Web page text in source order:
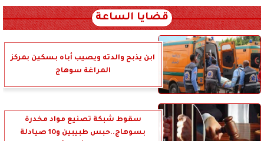
قضايا الساعة
ابن يذبح والدته ويصيب أباه بسكين بمركز
المراغة سوهاج
سقوط شبكة تصنيع مواد مخدرة
بسوهاج..حبس طبيبين و10 صيادلة